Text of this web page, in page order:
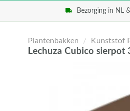
Bezorging in NL
Plantenbakken / Kunststof
Lechuza Cubico